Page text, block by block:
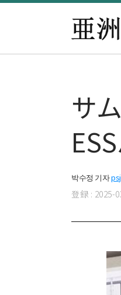
サ
박수정 기자
登録 : 2025-